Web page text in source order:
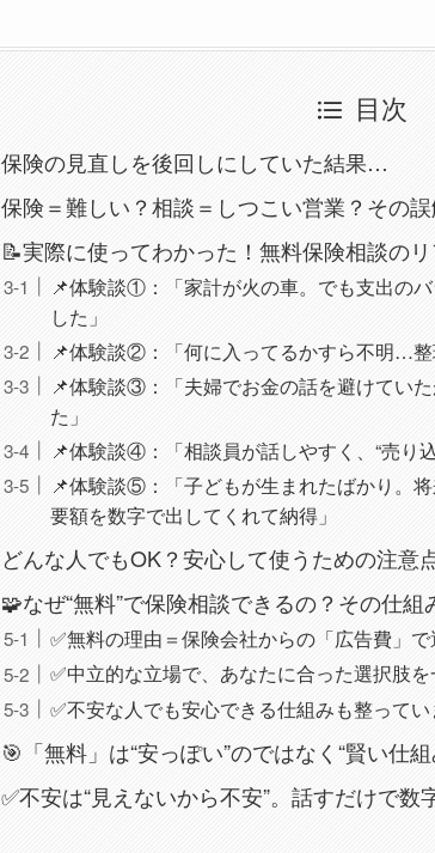
目次
保険の見直しを後回しにしていた結果…
保険＝難しい？相談＝しつこい営業？その
📝実際に使ってわかった！無料保険相談の
📌体験談①：「家計が火の車。でも支出の
した」
📌体験談②：「何に入ってるかすら不明…整
📌体験談③：「夫婦でお金の話を避けていた
た」
📌体験談④：「相談員が話しやすく、“売り
📌体験談⑤：「子どもが生まれたばかり。
要額を数字で出してくれて納得」
どんな人でもOK？安心して使うための注意
🧩なぜ“無料”で保険相談できるの？その仕
✅無料の理由＝保険会社からの「広告費」
✅中立的な立場で、あなたに合った選択肢
✅不安な人でも安心できる仕組みも整ってい
🎯「無料」は“安っぽい”のではなく“賢い仕
✅不安は“見えないから不安”。話すだけで数